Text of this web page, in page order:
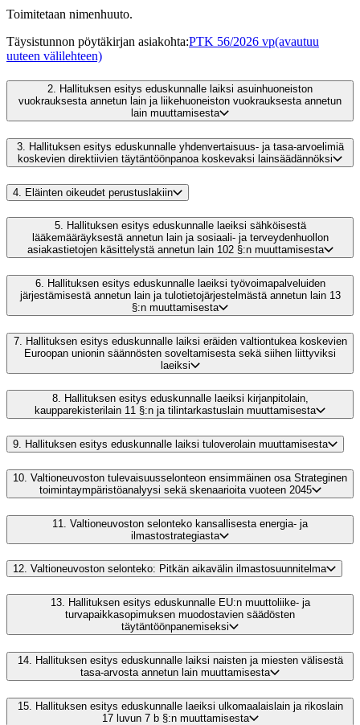
Toimitetaan nimenhuuto.
Täysistunnon pöytäkirjan asiakohta:PTK 56/2026 vp(avautuu
uuteen välilehteen)
2. Hallituksen esitys eduskunnalle laiksi asuinhuoneiston
vuokrauksesta annetun lain ja liikehuoneiston vuokrauksesta annetun
lain muuttamisesta
3.
Hallituksen esitys eduskunnalle yhdenvertaisuus- ja tasa-arvoelimiä
koskevien direktiivien täytäntöönpanoa koskevaksi lainsäädännöksi
4. Eläinten oikeudet perustuslakiin
5. Hallituksen esitys eduskunnalle laeiksi sähköisestä
lääkemääräyksestä annetun lain ja sosiaali- ja terveydenhuollon
asiakastietojen käsittelystä annetun lain 102 §:n muuttamisesta
6. Hallituksen esitys eduskunnalle laeiksi työvoimapalveluiden
järjestämisestä annetun lain ja tulotietojärjestelmästä annetun lain 13
§:n muuttamisesta
7.
Hallituksen esitys eduskunnalle laiksi eräiden valtiontukea koskevien
Euroopan unionin säännösten soveltamisesta sekä siihen liittyviksi
laeiksi
8. Hallituksen esitys eduskunnalle laeiksi kirjanpitolain,
kaupparekisterilain 11 §:n ja tilintarkastuslain muuttamisesta
9. Hallituksen esitys eduskunnalle laiksi tuloverolain muuttamisesta
10. Valtioneuvoston tulevaisuusselonteon ensimmäinen osa Strateginen
toimintaympäristöanalyysi sekä skenaarioita vuoteen 2045
11.
Valtioneuvoston selonteko kansallisesta energia- ja
ilmastostrategiasta
12. Valtioneuvoston selonteko: Pitkän aikavälin ilmastosuunnitelma
13. Hallituksen esitys eduskunnalle EU:n muuttoliike- ja
turvapaikkasopimuksen muodostavien säädösten
täytäntöönpanemiseksi
14.
Hallituksen esitys eduskunnalle laiksi naisten ja miesten välisestä
tasa-arvosta annetun lain muuttamisesta
15. Hallituksen esitys eduskunnalle laeiksi ulkomaalaislain ja rikoslain
17 luvun 7 b §:n muuttamisesta